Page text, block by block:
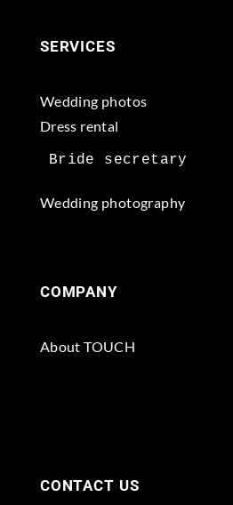
SERVICES
Wedding photos
Dress rental
Wedding photography
COMPANY
About TOUCH
CONTACT US